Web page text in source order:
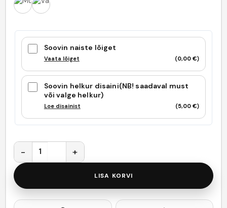
Soovin naiste lõiget
Vaata lõiget (0,00€)
Soovin helkur disaini(NB! saadaval must
või valge helkur)
Loe disainist (5,00€)
You Look Fine unisex T-särk kogus
LISA KORVI